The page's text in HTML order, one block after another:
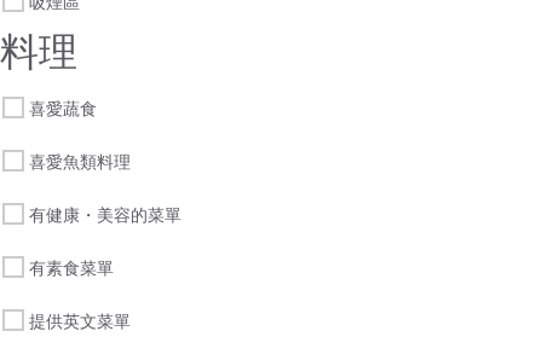
料理
喜愛蔬食
喜愛魚類料理
有健康・美容的菜單
有素食菜單
提供英文菜單